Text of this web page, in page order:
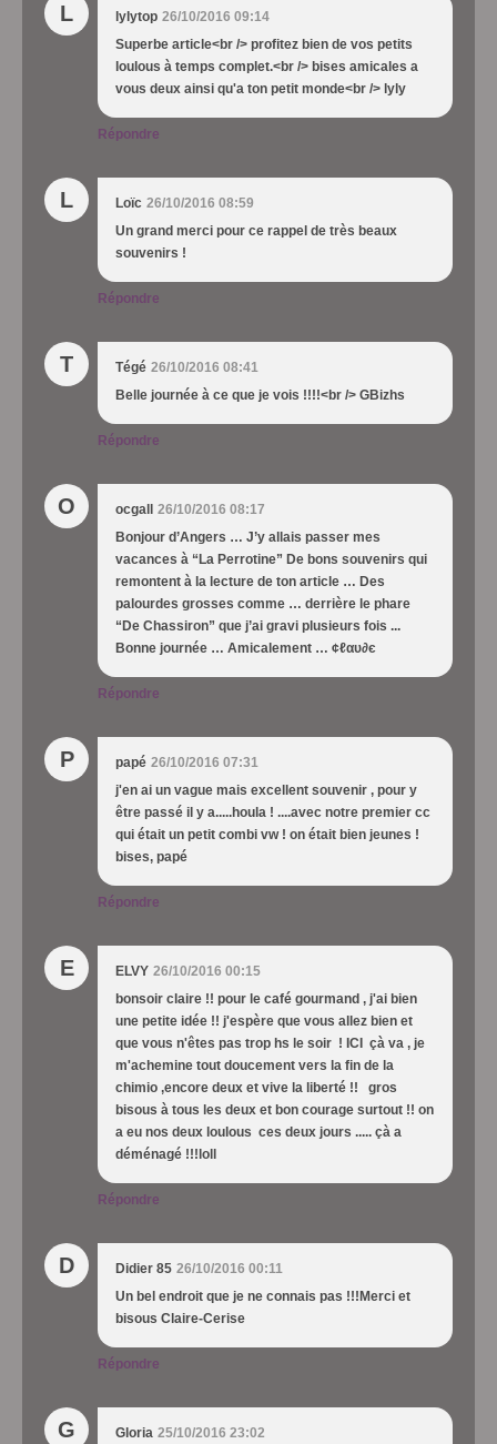
L lylytop 26/10/2016 09:14
Superbe article<br /> profitez bien de vos petits
loulous à temps complet.<br /> bises amicales a
vous deux ainsi qu'a ton petit monde<br /> lyly
Répondre
L Loïc 26/10/2016 08:59
Un grand merci pour ce rappel de très beaux
souvenirs !
Répondre
T Tégé 26/10/2016 08:41
Belle journée à ce que je vois !!!!<br /> GBizhs
Répondre
O ocgall
26/10/2016 08:17
Bonjour d’Angers … J’y allais passer mes
vacances à “La Perrotine” De bons souvenirs qui
remontent à la lecture de ton article … Des
palourdes grosses comme … derrière le phare
“De Chassiron” que j’ai gravi plusieurs fois ...
Bonne journée … Amicalement … ¢ℓαυ∂є
Répondre
P papé 26/10/2016 07:31
j'en ai un vague mais excellent souvenir , pour y
être passé il y a.....houla ! ....avec notre premier cc
qui était un petit combi vw ! on était bien jeunes !
bises, papé
Répondre
E ELVY 26/10/2016 00:15
bonsoir claire !! pour le café gourmand , j'ai bien
une petite idée !! j'espère que vous allez bien et
que vous n'êtes pas trop hs le soir ! ICI çà va , je
m'achemine tout doucement vers la fin de la
chimio ,encore deux et vive la liberté !! gros
bisous à tous les deux et bon courage surtout !! on
a eu nos deux loulous ces deux jours ..... çà a
déménagé !!!loll
Répondre
D Didier 85 26/10/2016 00:11
Un bel endroit que je ne connais pas !!!Merci et
bisous Claire-Cerise
Répondre
G Gloria 25/10/2016 23:02